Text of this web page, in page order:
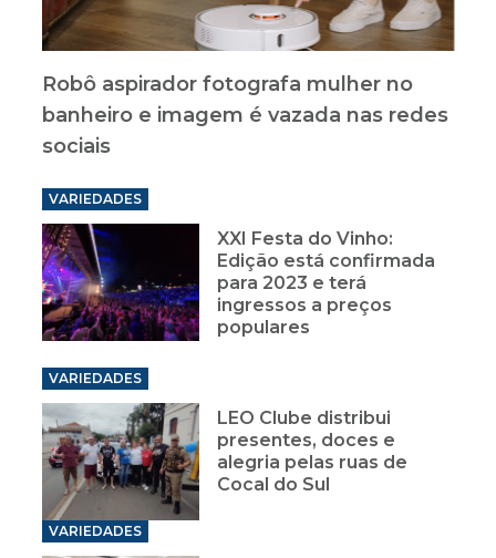
Robô aspirador fotografa mulher no
banheiro e imagem é vazada nas redes
sociais
VARIEDADES
XXI Festa do Vinho:
Edição está confirmada
para 2023 e terá
ingressos a preços
populares
VARIEDADES
LEO Clube distribui
presentes, doces e
alegria pelas ruas de
Cocal do Sul
VARIEDADES